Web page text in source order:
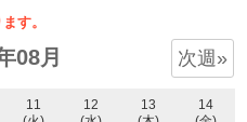
す。
08月 次週»
11
12
13
14